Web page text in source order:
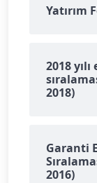
Yatırım
2018
2018)
Garanti
2016)